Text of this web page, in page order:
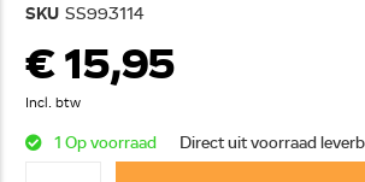
SKU SS993114
€ 15,95
Incl. btw
1 Op voorraad Direct uit voorraad